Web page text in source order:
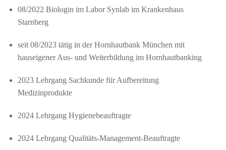
08/2022 Biologin im Labor Synlab im Krankenhaus
Starnberg
seit 08/2023 tätig in der Hornhautbank München mit
hauseigener Aus- und Weiterbildung im Hornhautbanking
2023 Lehrgang Sachkunde für Aufbereitung
Medizinprodukte
2024 Lehrgang Hygienebeauftragte
2024 Lehrgang Qualitäts-Management-Beauftragte